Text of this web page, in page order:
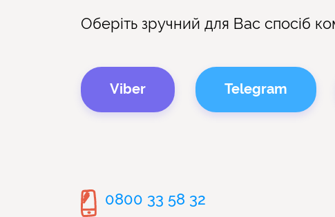
Оберіть зручний для Вас спосіб
Viber Telegram
0800 33 58 32